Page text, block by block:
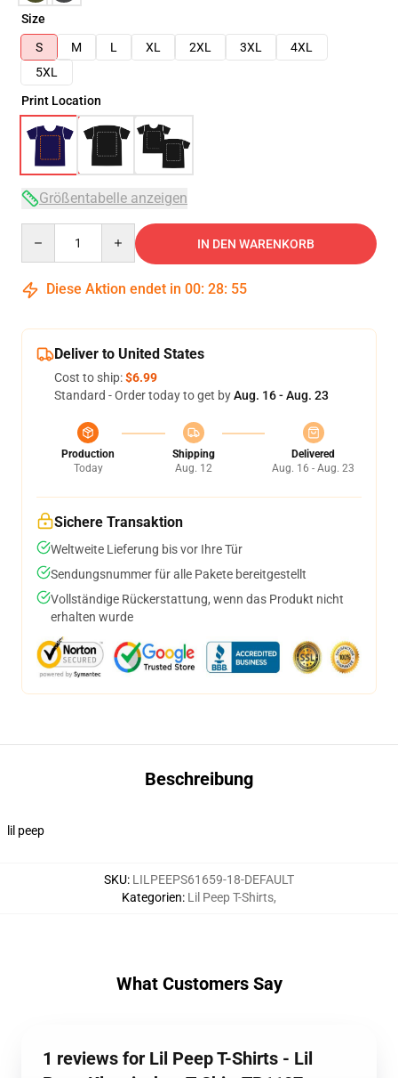
Size
S
M L XL 2XL 3XL
4XL
5XL
Print Location
Größentabelle anzeigen
IN DEN WARENKORB
Diese Aktion endet in 00: 28: 54
Deliver to United States
Cost to ship:$6.99
Standard - Order today to get byAug. 16 - Aug. 23
Production
Today
Shipping
Aug. 12
Delivered
Aug. 16 - Aug. 23
Sichere Transaktion
Weltweite Lieferung bis vor Ihre Tür
Sendungsnummer für alle Pakete bereitgestellt
Vollständige Rückerstattung, wenn das Produkt nicht
erhalten wurde
Beschreibung
lil peep
SKU: LILPEEPS61659-18-DEFAULT
Kategorien: Lil Peep T-Shirts,
What Customers Say
1 reviews for Lil Peep T-Shirts - Lil